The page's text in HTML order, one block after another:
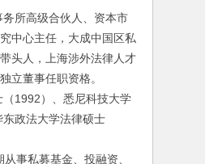
所高级合伙人、资本市
中心主任，大成中国区私
头人，上海涉外法律人才
立董事任职资格。
1992）、悉尼科技大学
政法大学法律硕士
事私募基金、投融资、